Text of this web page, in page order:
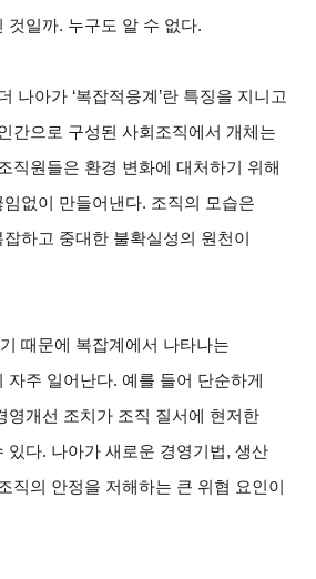
것일까. 누구도 알 수 없다.
나아가 ‘복잡적응계’란 특징을 지니고
간으로 구성된 사회조직에서 개체는
직원들은 환경 변화에 대처하기 위해
없이 만들어낸다. 조직의 모습은
하고 중대한 불확실성의 원천이
때문에 복잡계에서 나타나는
자주 일어난다. 예를 들어 단순하게
영개선 조치가 조직 질서에 현저한
있다. 나아가 새로운 경영기법, 생산
직의 안정을 저해하는 큰 위협 요인이